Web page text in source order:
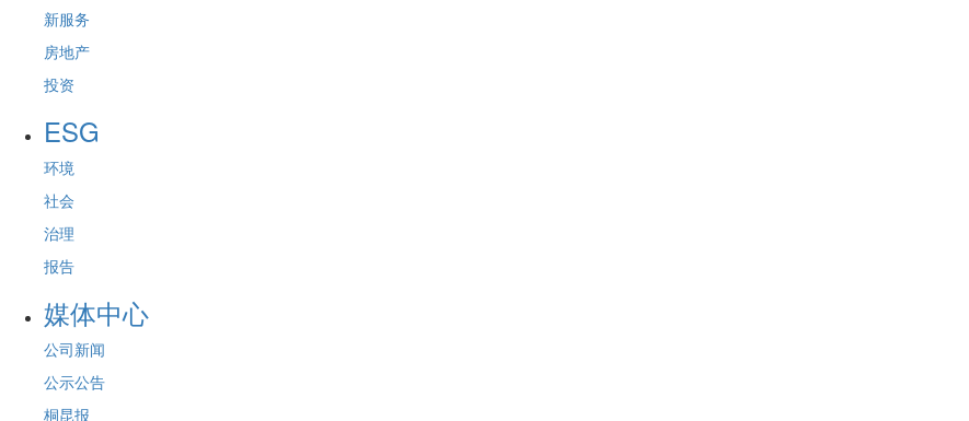
新服务
房地产
投资
ESG
环境
社会
治理
报告
媒体中心
公司新闻
公示公告
桐昆报